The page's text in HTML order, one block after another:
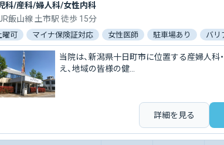
科/産科/婦人科/女性内科
飯山線 土市駅 徒歩 15分
曜可 マイナ保険証対応 女性医師 駐車場あり バリ
当院は、新潟県十日町市に位置する産婦人科
え、地域の皆様の健...
詳細を見る